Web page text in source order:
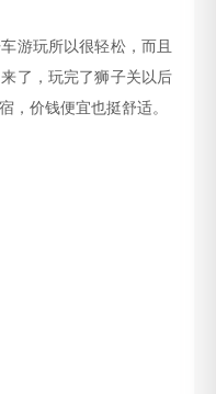
游玩所以很轻松，而且
了，玩完了狮子关以后
，价钱便宜也挺舒适。